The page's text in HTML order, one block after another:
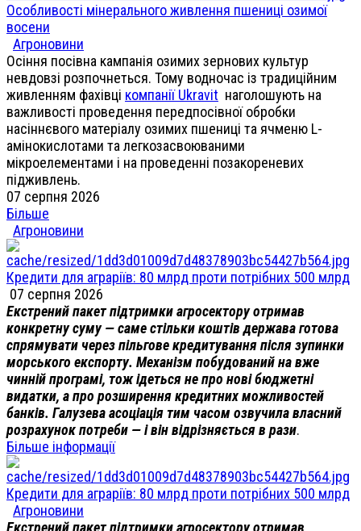
Особливості мінерального живлення пшениці озимої
восени
Агроновини
Осіння посівна кампанія озимих зернових культур
невдовзі розпочнеться. Тому водночас із традиційним
живленням фахівці компанії Ukravit наголошують на
важливості проведення передпосівної обробки
насіннєвого матеріалу озимих пшениці та ячменю L-
амінокислотами та легкозасвоюваними
мікроелементами і на проведенні позакореневих
підживлень.
07 серпня 2026
Більше
Агроновини
Кредити для аграріїв: 80 млрд проти потрібних 500 млрд
07 серпня 2026
Екстрений пакет підтримки агросектору отримав
конкретну суму — саме стільки коштів держава готова
спрямувати через пільгове кредитування після зупинки
морського експорту. Механізм побудований на вже
чинній програмі, тож ідеться не про нові бюджетні
видатки, а про розширення кредитних можливостей
банків. Галузева асоціація тим часом озвучила власний
розрахунок потреби — і він відрізняється в рази.
Більше інформації
Кредити для аграріїв: 80 млрд проти потрібних 500 млрд
Агроновини
Екстрений пакет підтримки агросектору отримав